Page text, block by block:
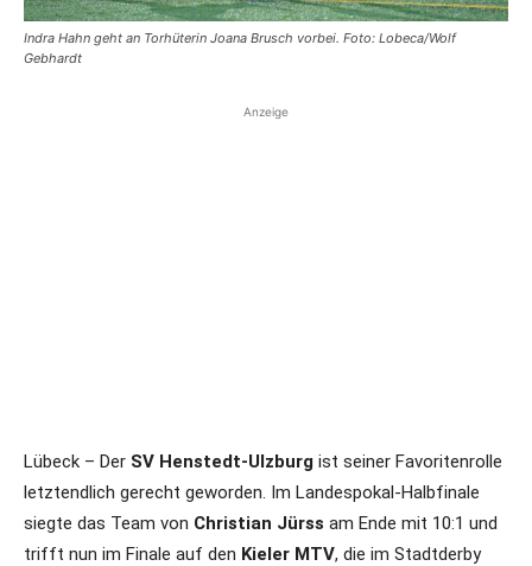
Indra Hahn geht an Torhüterin Joana Brusch vorbei. Foto: Lobeca/Wolf
Gebhardt
Anzeige
Lübeck – Der SV Henstedt-Ulzburg ist seiner Favoritenrolle
letztendlich gerecht geworden. Im Landespokal-Halbfinale
siegte das Team von Christian Jürss am Ende mit 10:1 und
trifft nun im Finale auf den Kieler MTV, die im Stadtderby